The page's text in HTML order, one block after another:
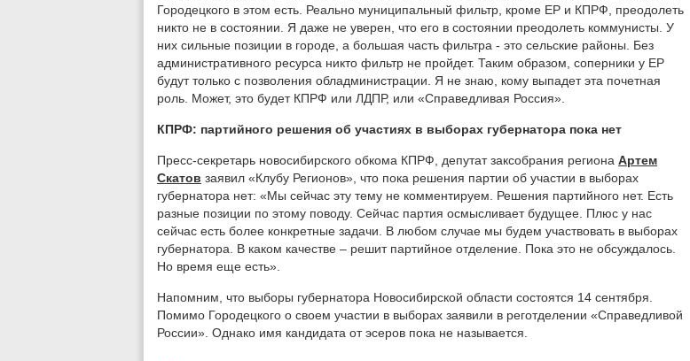
Городецкого в этом есть. Реально муниципальный фильтр, кроме ЕР и КПРФ, преодолеть
никто не в состоянии. Я даже не уверен, что его в состоянии преодолеть коммунисты. У
них сильные позиции в городе, а большая часть фильтра - это сельские районы. Без
административного ресурса никто фильтр не пройдет. Таким образом, соперники у ЕР
будут только с позволения обладминистрации. Я не знаю, кому выпадет эта почетная
роль. Может, это будет КПРФ или ЛДПР, или «Справедливая Россия».
КПРФ: партийного решения об участиях в выборах губернатора пока нет
Пресс-секретарь новосибирского обкома КПРФ, депутат заксобрания региона Артем
Скатов заявил «Клубу Регионов», что пока решения партии об участии в выборах
губернатора нет: «Мы сейчас эту тему не комментируем. Решения партийного нет. Есть
разные позиции по этому поводу. Сейчас партия осмысливает будущее. Плюс у нас
сейчас есть более конкретные задачи. В любом случае мы будем участвовать в выборах
губернатора. В каком качестве – решит партийное отделение. Пока это не обсуждалось.
Но время еще есть».
Напомним, что выборы губернатора Новосибирской области состоятся 14 сентября.
Помимо Городецкого о своем участии в выборах заявили в реготделении «Справедливой
России». Однако имя кандидата от эсеров пока не называется.